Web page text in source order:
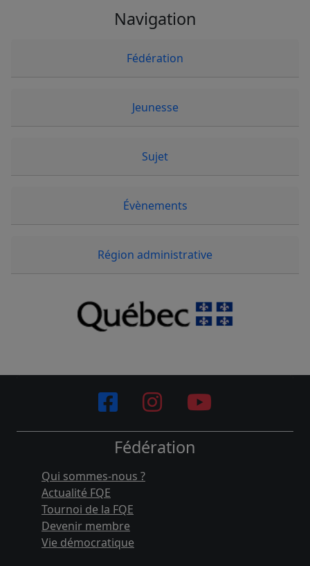
Navigation
Fédération
Jeunesse
Sujet
Évènements
Région administrative
Fédération
Qui sommes-nous ?
Actualité FQE
Tournoi de la FQE
Devenir membre
Vie démocratique